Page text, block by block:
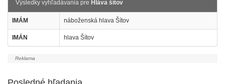
Výsledky vyhľadávania pre Hláva šítov
IMÁM náboženská hlava Šítov
IMÁN hlava Šítov